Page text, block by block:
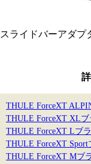
スライドバーアダプ
THULE ForceXT
THULE ForceXT XL
THULE ForceXT Lブ
THULE ForceXT
THULE ForceXT Mブ